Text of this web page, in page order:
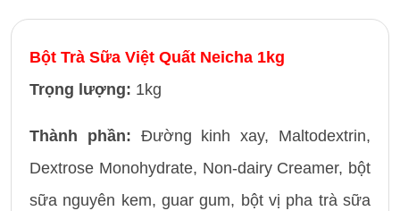
Bột Trà Sữa Việt Quất Neicha 1kg
Trọng lượng: 1kg
Thành phần: Đường kinh xay, Maltodextrin,
Dextrose Monohydrate, Non-dairy Creamer, bột
sữa nguyên kem, guar gum, bột vị pha trà sữa